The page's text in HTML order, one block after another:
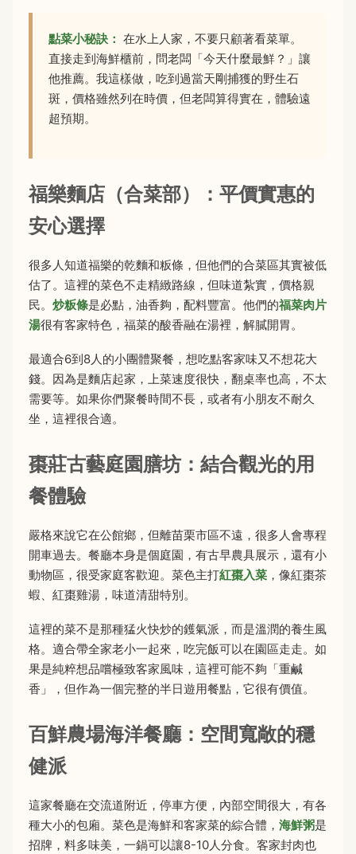
點菜小秘訣： 在水上人家，不要只顧著看菜單。
直接走到海鮮櫃前，問老闆「今天什麼最鮮？」讓
他推薦。我這樣做，吃到過當天剛捕獲的野生石
斑，價格雖然列在時價，但老闆算得實在，體驗遠
超預期。
福樂麵店（合菜部）：平價實惠的
安心選擇
很多人知道福樂的乾麵和粄條，但他們的合菜區其實被低
估了。這裡的菜色不走精緻路線，但味道紮實，價格親
民。 炒粄條是必點，油香夠，配料豐富。他們的福菜肉片
湯很有客家特色，福菜的酸香融在湯裡，解膩開胃。
最適合6到8人的小團體聚餐，想吃點客家味又不想花大
錢。因為是麵店起家，上菜速度很快，翻桌率也高，不太
需要等。如果你們聚餐時間不長，或者有小朋友不耐久
坐，這裡很合適。
棗莊古藝庭園膳坊：結合觀光的用
餐體驗
嚴格來說它在公館鄉，但離苗栗市區不遠，很多人會專程
開車過去。餐廳本身是個庭園，有古早農具展示，還有小
動物區，很受家庭客歡迎。菜色主打紅棗入菜 ，像紅棗茶
蝦、紅棗雞湯，味道清甜特別。
這裡的菜不是那種猛火快炒的鑊氣派，而是溫潤的養生風
格。適合帶全家老小一起來，吃完飯可以在園區走走。如
果是純粹想品嚐極致客家風味，這裡可能不夠「重鹹
香」，但作為一個完整的半日遊用餐點，它很有價值。
百鮮農場海洋餐廳：空間寬敞的穩
健派
這家餐廳在交流道附近，停車方便，內部空間很大，有各
種大小的包廂。菜色是海鮮和客家菜的綜合體， 海鮮粥是
招牌，料多味美，一鍋可以讓8-10人分食。客家封肉也